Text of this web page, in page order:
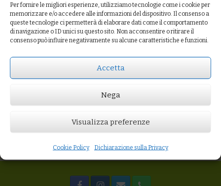
Per fornire le migliori esperienze, utilizziamo tecnologie come i cookie per
memorizzare e/o accedere alle informazioni del dispositivo. Il consenso a
queste tecnologie ci permetterà di elaborare dati come il comportamento
di navigazione o ID unici su questo sito. Non acconsentire o ritirare il
consenso può influire negativamente su alcune caratteristiche e funzioni.
Accetta
Nega
Visualizza preferenze
Cookie Policy Dichiarazione sulla Privacy
AGGIUNGI AL
CARRELLO
CARRELLO
CARRELLO
Bosoni Lvnae
Cavagino